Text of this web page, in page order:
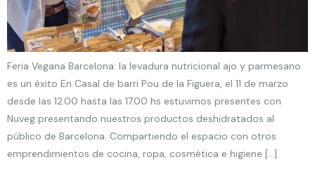
Feria Vegana Barcelona: la levadura nutricional ajo y parmesano
es un éxito En Casal de barri Pou de la Figuera, el 11 de marzo
desde las 12.00 hasta las 17.00 hs estuvimos presentes con
Nuveg presentando nuestros productos deshidratados al
público de Barcelona. Compartiendo el espacio con otros
emprendimientos de cocina, ropa, cosmética e higiene […]